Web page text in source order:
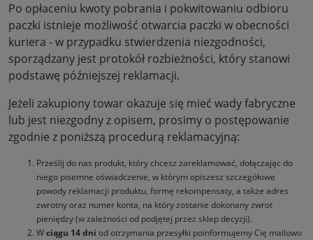
Po opłaceniu kwoty pobrania i pokwitowaniu odbioru
paczki istnieje możliwość otwarcia paczki w obecności
kuriera - w przypadku stwierdzenia niezgodności,
sporządzany jest protokół rozbieżności, który stanowi
podstawę późniejszej reklamacji.
Jeżeli zakupiony towar okazuje się mieć wady fabryczne
lub jest niezgodny z opisem, prosimy o postępowanie
zgodnie z poniższą procedurą reklamacyjną:
Prześlij do nas produkt, który chcesz zareklamować, dołączając do
niego pisemne oświadczenie, w którym opiszesz szczegółowe
powody reklamacji produktu, formę rekompensaty, a także adres
zwrotny oraz numer konta, na który zostanie dokonany zwrot
pieniędzy (w zależności od podjętej przez sklep decyzji).
Wciągu 14 dni od otrzymania przesyłki poinformujemy Cię mailowo